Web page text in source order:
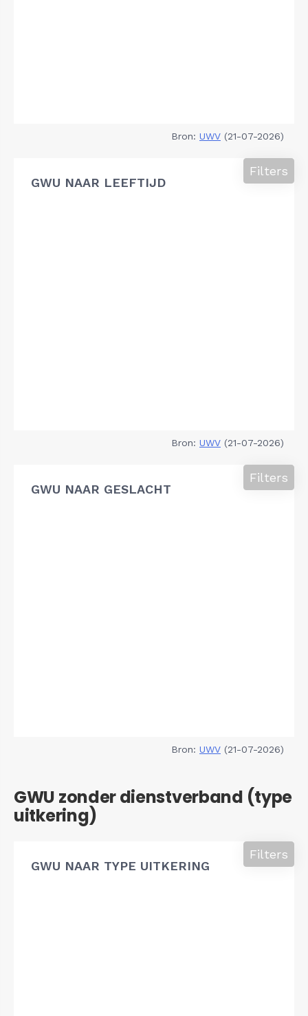
Bron: UWV (21-07-2026)
GWU NAAR LEEFTIJD
Filters
Bron: UWV (21-07-2026)
GWU NAAR GESLACHT
Filters
Bron: UWV (21-07-2026)
GWU zonder dienstverband (type
uitkering)
GWU NAAR TYPE UITKERING
Filters